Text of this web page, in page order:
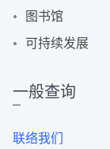
图书馆
可持续发展
一般查询
联络我们